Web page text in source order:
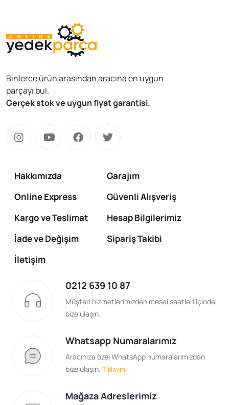
Binlerce ürün arasından aracına en uygun
parçayı bul.
Gerçek stok ve uygun fiyat garantisi.
Hakkımızda
Garajım
Online Express
Güvenli Alışveriş
Kargo ve Teslimat
Hesap Bilgilerimiz
İade ve Değişim
Sipariş Takibi
İletişim
0212 639 10 87
Müşteri hizmetlerimizden mesai saatleri içinde
bize ulaşın.
Whatsapp Numaralarımız
Aracınıza özel WhatsApp numaralarımızdan
bize ulaşın. Tıklayın
Mağaza Adreslerimiz